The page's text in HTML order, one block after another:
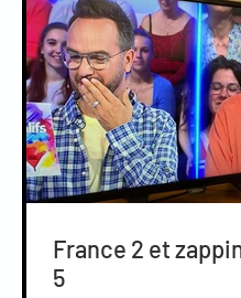
France 2 et
5